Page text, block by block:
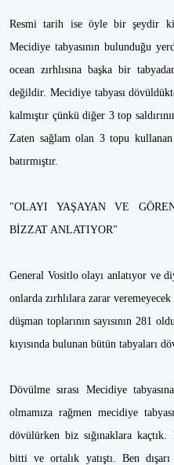
Resmi tarih ise öyle bir şeydir
Mecidiye tabyasının bulunduğu
ocean zırhlısına başka bir
değildir. Mecidiye tabyası
kalmıştır çünkü diğer 3 top
Zaten sağlam olan 3 topu kullanan
batırmıştır.
"OLAYI YAŞAYAN VE
BİZZAT ANLATIYOR"
General Vositlo olayı anlatıyor ve
onlarda zırhlılara zarar
düşman toplarının sayısının 281
kıyısında bulunan bütün tabyaları
Dövülme sırası Mecidiye
olmamıza rağmen mecidiye
dövülürken biz sığınaklara
bitti ve ortalık yatıştı. Ben